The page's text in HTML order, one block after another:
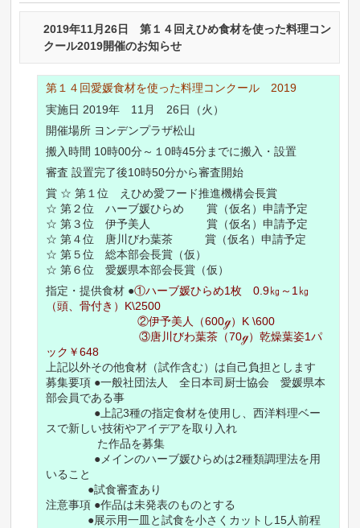
2019年11月26日 第１４回えひめ食材を使った料理コン
クール2019開催のお知らせ
第１４回愛媛食材を使った料理コンクール 2019
実施日 2019年 11月 26日（火）
開催場所 ヨンデンプラザ松山
搬入時間 10時00分～１0時45分までに搬入・設置
審査 設置完了後10時50分から審査開始
賞 ☆ 第１位 えひめ愛フード推進機構会長賞
☆ 第２位 ハーブ媛ひらめ 賞（仮名）申請予定
☆ 第３位 伊予美人 賞（仮名）申請予定
☆ 第４位 唐川びわ葉茶 賞（仮名）申請予定
☆ 第５位 総本部会長賞（仮）
☆ 第６位 愛媛県本部会長賞（仮）
指定・提供食材 ●①ハーブ媛ひらめ1枚 0.9㎏～1㎏
（頭、骨付き）K\2500
②伊予美人（600ℊ）K \600
③唐川びわ葉茶（70ℊ）乾燥葉姿1パ
ック￥648
上記以外その他食材（試作含む）は自己負担とします
募集要項 ●一般社団法人 全日本司厨士協会 愛媛県本
部会員である事
●上記3種の指定食材を使用し、西洋料理ベー
スで新しい技術やアイデアを取り入れ
た作品を募集
●メインのハーブ媛ひらめは2種類調理法を用
いること
●試食審査あり
注意事項 ●作品は未発表のものとする
●展示用一皿と試食を小さくカットし15人前程